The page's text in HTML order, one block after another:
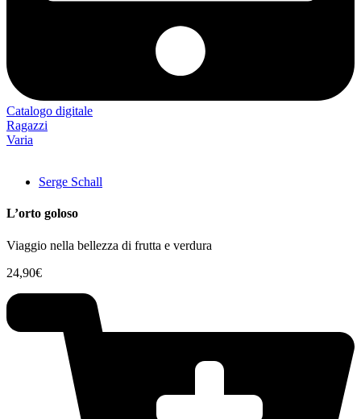
Catalogo digitale
Ragazzi
Varia
Serge Schall
L’orto goloso
Viaggio nella bellezza di frutta e verdura
24,90€